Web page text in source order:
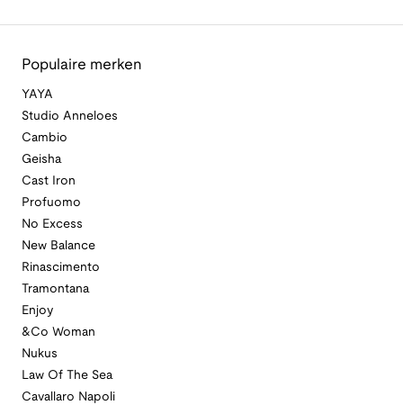
Populaire merken
YAYA
Studio Anneloes
Cambio
Geisha
Cast Iron
Profuomo
No Excess
New Balance
Rinascimento
Tramontana
Enjoy
&Co Woman
Nukus
Law Of The Sea
Cavallaro Napoli